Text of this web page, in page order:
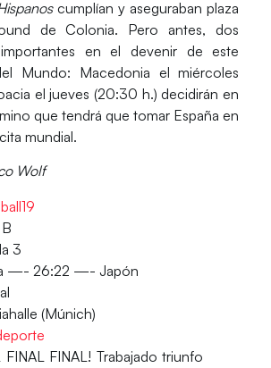
cumplían y aseguraban plaza
de Colonia. Pero antes, dos
en el devenir de este
Mundo: Macedonia el miércoles
el jueves (20:30 h.)decidirán en
que tendrá que tomar España en
mundial.
Wolf
3
—- 26:22 —- Japón
(Múnich)
FINAL! Trabajado triunfo